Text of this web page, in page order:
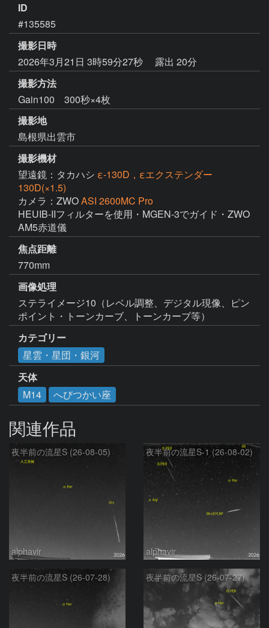
ID
#135585
撮影日時
2026年3月21日 3時59分27秒
露出 20分
撮影方法
Gain100 300秒×4枚
撮影地
島根県出雲市
撮影機材
望遠鏡：タカハシ ε-130D，εエクステンダー
130D(×1.5)
カメラ：ZWOASI 2600MC Pro
HEUIB-IIフィルターを使用・MGEN-3でガイド・ZWO
AM5赤道儀
焦点距離
770mm
画像処理
ステライメージ10（レベル調整、デジタル現像、ピン
ポイント・トーンカーブ、トーンカーブ等）
カテゴリー
星雲・星団・銀河
天体
M14
へびつかい座
関連作品
夜半前の流星S (26-08-05)
alphavir
夜半前の流星S-1 (26-08-02)
alphavir
夜半前の流星S (26-07-28) 夜半前の流星S (26-07-27)